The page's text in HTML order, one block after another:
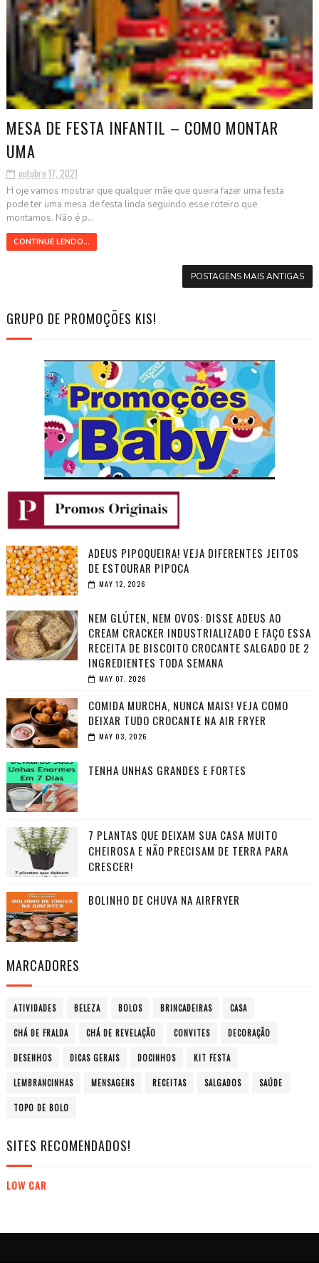
MESA DE FESTA INFANTIL – COMO MONTAR
UMA
outubro 17, 2021
H oje vamos mostrar que qualquer mãe que queira fazer uma festa
pode ter uma mesa de festa linda seguindo esse roteiro que
montamos. Não é p...
CONTINUE LENDO...
POSTAGENS MAIS ANTIGAS
GRUPO DE PROMOÇÕES KIS!
ADEUS PIPOQUEIRA! VEJA DIFERENTES JEITOS
DE ESTOURAR PIPOCA
MAY 12, 2026
NEM GLÚTEN, NEM OVOS: DISSE ADEUS AO
CREAM CRACKER INDUSTRIALIZADO E FAÇO ESSA
RECEITA DE BISCOITO CROCANTE SALGADO DE 2
INGREDIENTES TODA SEMANA
MAY 07, 2026
COMIDA MURCHA, NUNCA MAIS! VEJA COMO
DEIXAR TUDO CROCANTE NA AIR FRYER
MAY 03, 2026
TENHA UNHAS GRANDES E FORTES
7 PLANTAS QUE DEIXAM SUA CASA MUITO
CHEIROSA E NÃO PRECISAM DE TERRA PARA
CRESCER!
BOLINHO DE CHUVA NA AIRFRYER
MARCADORES
ATIVIDADES BELEZA BOLOS BRINCADEIRAS CASA
CHÁ DE FRALDA CHÁ DE REVELAÇÃO CONVITES DECORAÇÃO
DESENHOS DICAS GERAIS DOCINHOS KIT FESTA
LEMBRANCINHAS MENSAGENS RECEITAS SALGADOS SAÚDE
TOPO DE BOLO
SITES RECOMENDADOS!
LOW CAR